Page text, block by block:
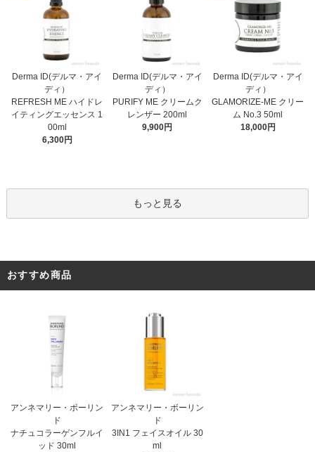
Derma ID(デルマ・アイ
ディ）
REFRESH ME ハイドレ
イティングエッセンス 1
00ml
6,300円
Derma ID(デルマ・アイ
ディ）
PURIFY ME クリームク
レンザー 200ml
9,900円
Derma ID(デルマ・アイ
ディ）
GLAMORIZE-ME クリー
ム No.3 50ml
18,000円
もっと見る
おすすめ商品
アンネマリー・ボーリン
ド
ナチュコラーゲンフルイ
ッド 30ml
アンネマリー・ボーリン
ド
3IN1 フェイスオイル 30
ml